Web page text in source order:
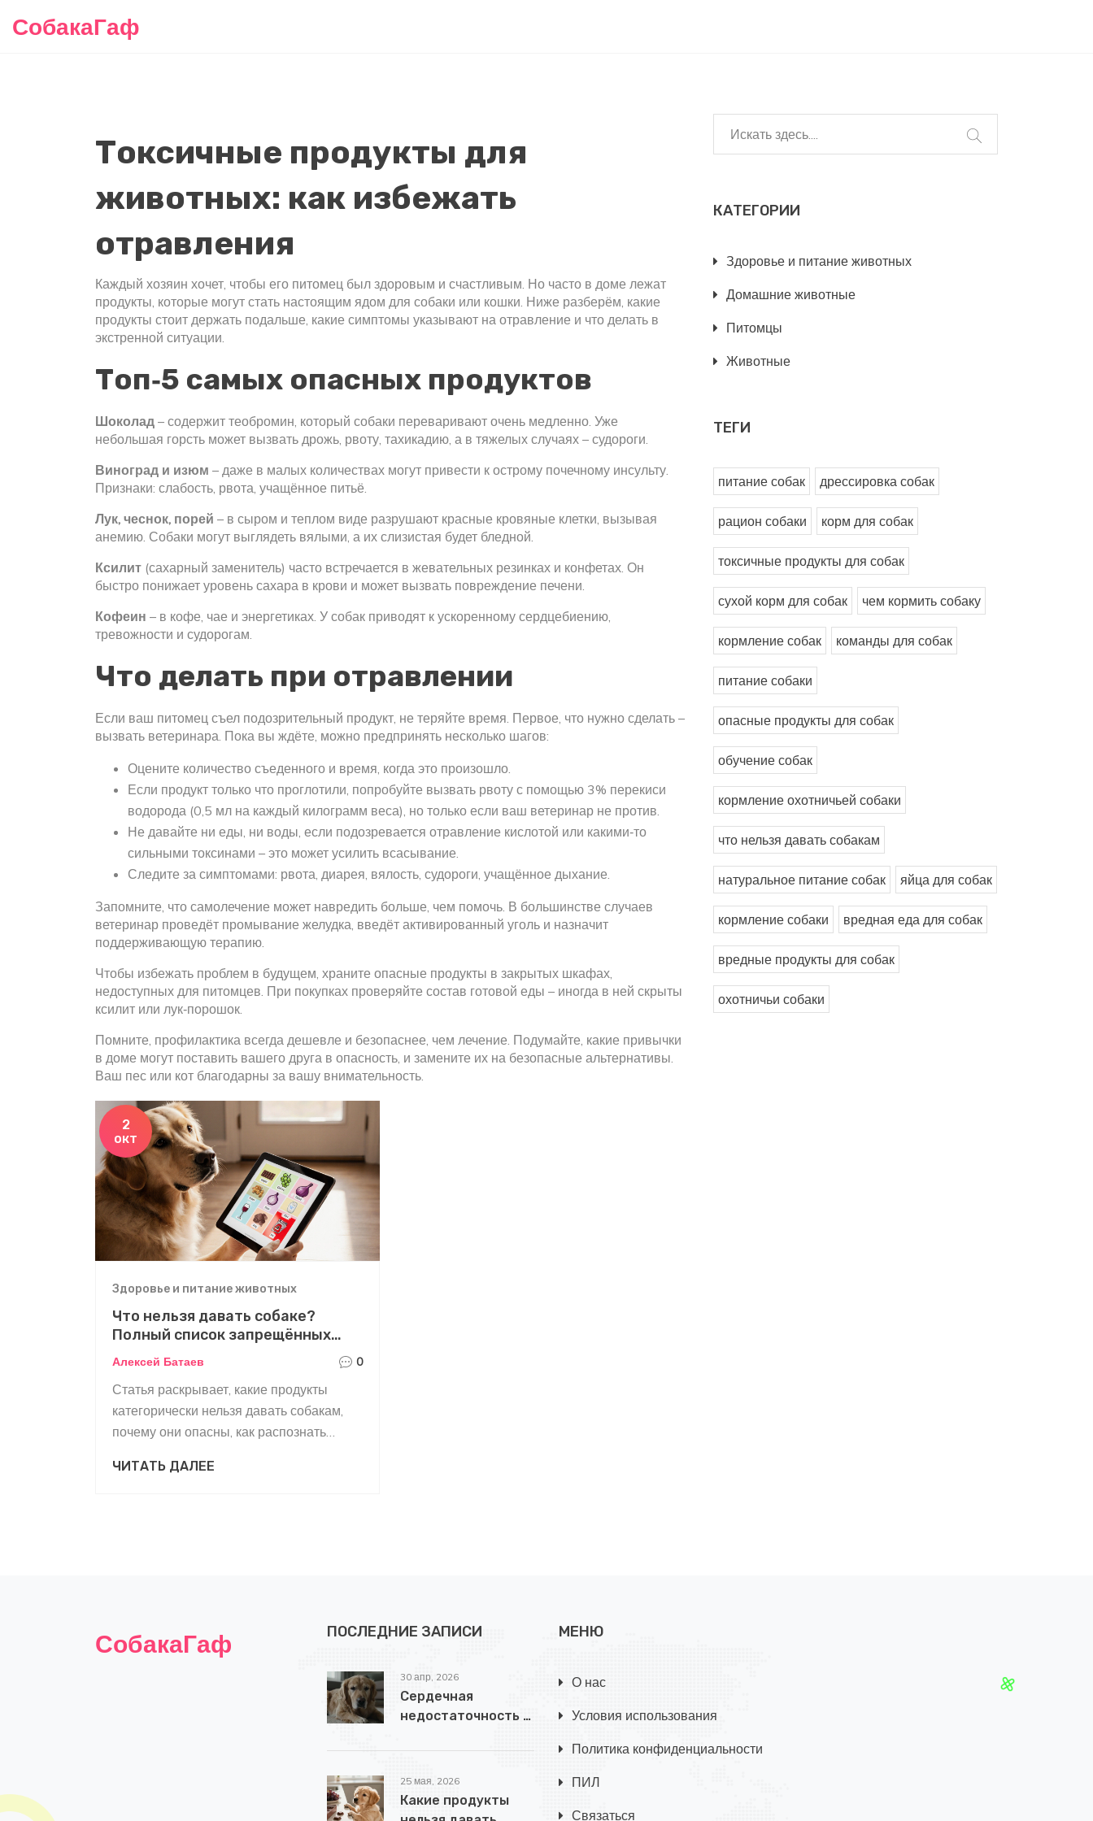
СобакаГаф
Токсичные продукты для
животных: как избежать
отравления
Каждый хозяин хочет, чтобы его питомец был здоровым и счастливым. Но часто в доме лежат
продукты, которые могут стать настоящим ядом для собаки или кошки. Ниже разберём, какие
продукты стоит держать подальше, какие симптомы указывают на отравление и что делать в
экстренной ситуации.
Топ‑5 самых опасных продуктов
Шоколад – содержит теобромин, который собаки переваривают очень медленно. Уже
небольшая горсть может вызвать дрожь, рвоту, тахикадию, а в тяжелых случаях – судороги.
Виноград и изюм – даже в малых количествах могут привести к острому почечному инсульту.
Признаки: слабость, рвота, учащённое питьё.
Лук, чеснок, порей – в сыром и теплом виде разрушают красные кровяные клетки, вызывая
анемию. Собаки могут выглядеть вялыми, а их слизистая будет бледной.
Ксилит (сахарный заменитель) часто встречается в жевательных резинках и конфетах. Он
быстро понижает уровень сахара в крови и может вызвать повреждение печени.
Кофеин – в кофе, чае и энергетиках. У собак приводят к ускоренному сердцебиению,
тревожности и судорогам.
Что делать при отравлении
Если ваш питомец съел подозрительный продукт, не теряйте время. Первое, что нужно сделать –
вызвать ветеринара. Пока вы ждёте, можно предпринять несколько шагов:
Оцените количество съеденного и время, когда это произошло.
Если продукт только что проглотили, попробуйте вызвать рвоту с помощью 3% перекиси
водорода (0,5 мл на каждый килограмм веса), но только если ваш ветеринар не против.
Не давайте ни еды, ни воды, если подозревается отравление кислотой или какими‑то
сильными токсинами – это может усилить всасывание.
Следите за симптомами: рвота, диарея, вялость, судороги, учащённое дыхание.
Запомните, что самолечение может навредить больше, чем помочь. В большинстве случаев
ветеринар проведёт промывание желудка, введёт активированный уголь и назначит
поддерживающую терапию.
Чтобы избежать проблем в будущем, храните опасные продукты в закрытых шкафах,
недоступных для питомцев. При покупках проверяйте состав готовой еды – иногда в ней скрыты
ксилит или лук‑порошок.
Помните, профилактика всегда дешевле и безопаснее, чем лечение. Подумайте, какие привычки
в доме могут поставить вашего друга в опасность, и замените их на безопасные альтернативы.
Ваш пес или кот благодарны за вашу внимательность.
2
окт
Здоровье и питание животных
Что нельзя давать собаке?
Полный список запрещённых
продуктов
Алексей Батаев 0
Статья раскрывает, какие продукты
категорически нельзя давать собакам,
почему они опасны, как распознать
чтобы спасти любимца.
ЧИТАТЬ ДАЛЕЕ
КАТЕГОРИИ
Здоровье и питание животных
Домашние животные
Питомцы
Животные
ТЕГИ
питание собак дрессировка собак
рацион собаки корм для собак
токсичные продукты для собак
сухой корм для собак чем кормить собаку
кормление собак команды для собак
питание собаки
опасные продукты для собак
обучение собак
кормление охотничьей собаки
что нельзя давать собакам
натуральное питание собак яйца для собак
кормление собаки вредная еда для собак
вредные продукты для собак
охотничьи собаки
СобакаГаф ПОСЛЕДНИЕ ЗАПИСИ
30 апр, 2026
Сердечная
недостаточность у
признаки и помощь
25 мая, 2026
Какие продукты
МЕНЮ
О нас
Условия использования
Политика конфиденциальности
ПИЛ
Связаться